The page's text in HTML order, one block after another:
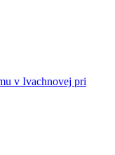
v Ivachnovej pri